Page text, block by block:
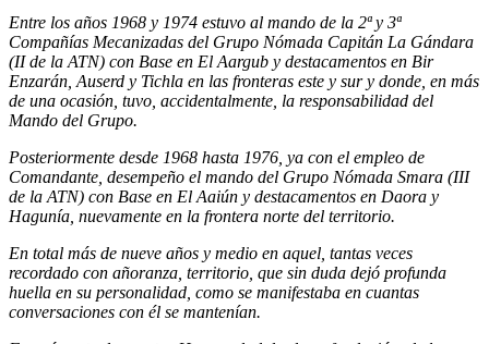
Entre los años 1968 y 1974 estuvo al mando de la 2ª y 3ª
Compañías Mecanizadas del Grupo Nómada Capitán La Gándara
(II de la ATN) con Base en El Aargub y destacamentos en Bir
Enzarán, Auserd y Tichla en las fronteras este y sur y donde, en más
de una ocasión, tuvo, accidentalmente, la responsabilidad del
Mando del Grupo.
Posteriormente desde 1968 hasta 1976, ya con el empleo de
Comandante, desempeño el mando del Grupo Nómada Smara (III
de la ATN) con Base en El Aaiún y destacamentos en Daora y
Hagunía, nuevamente en la frontera norte del territorio.
En total más de nueve años y medio en aquel, tantas veces
recordado con añoranza, territorio, que sin duda dejó profunda
huella en su personalidad, como se manifestaba en cuantas
conversaciones con él se mantenían.